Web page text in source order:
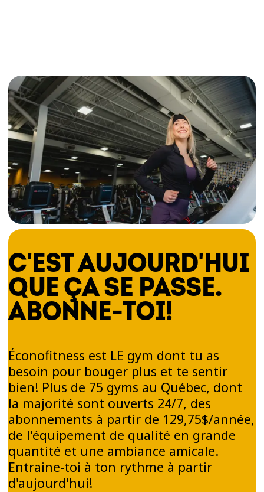
C'EST AUJOURD'HUI
QUE ÇA SE PASSE.
ABONNE-TOI!
Éconofitness est LE gym dont tu as
besoin pour bouger plus et te sentir
bien! Plus de 75 gyms au Québec, dont
la majorité sont ouverts 24/7, des
abonnements à partir de 129,75$/année,
de l'équipement de qualité en grande
quantité et une ambiance amicale.
Entraine-toi à ton rythme à partir
d'aujourd'hui!